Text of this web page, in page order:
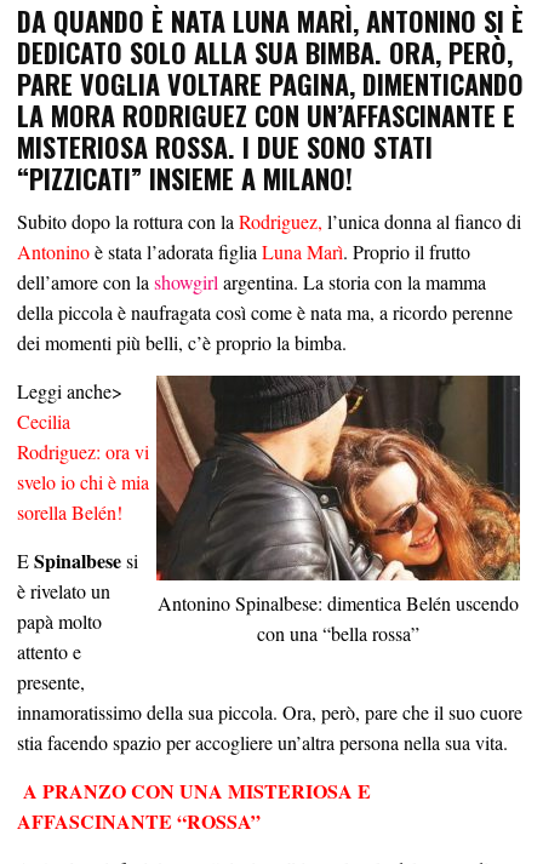
DA QUANDO È NATA LUNA MARÌ, ANTONINO SI È
DEDICATO SOLO ALLA SUA BIMBA. ORA, PERÒ,
PARE VOGLIA VOLTARE PAGINA, DIMENTICANDO
LA MORA RODRIGUEZ CON UN’AFFASCINANTE E
MISTERIOSA ROSSA. I DUE SONO STATI
“PIZZICATI” INSIEME A MILANO!
Subito dopo la rottura con laRodriguez, l’unica donna al fianco di
Antoninoè stata l’adorata figliaLuna Marì. Proprio il frutto
dell’amore con lashowgirlargentina. La storia con la mamma
della piccola è naufragata così come è nata ma, a ricordo perenne
dei momenti più belli, c’è proprio la bimba.
Antonino Spinalbese: dimentica Belén uscendo
con una “bella rossa”
Leggi anche>
Cecilia
Rodriguez: ora vi
svelo io chi è mia
sorella Belén!
ESpinalbesesi
è rivelato un
papà molto
attento e
presente,
innamoratissimo della sua piccola. Ora, però, pare che il suo cuore
stia facendo spazio per accogliere un’altra persona nella sua vita.
A PRANZO CON UNA MISTERIOSA E
AFFASCINANTE “ROSSA”